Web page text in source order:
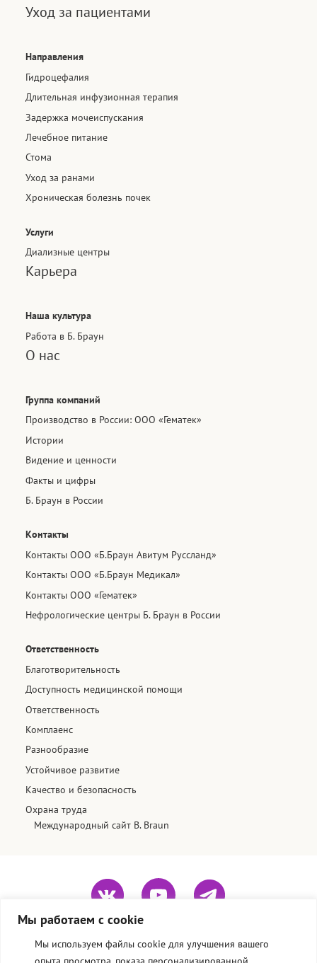
Мы работаем с cookie
Мы используем файлы cookie для улучшения вашего
Уход за пациентами
Направления
Гидроцефалия
Длительная инфузионная терапия
Задержка мочеиспускания
Лечебное питание
Стома
Уход за ранами
Хроническая болезнь почек
Услуги
Диализные центры
Карьера
Наша культура
Работа в Б. Браун
О нас
Группа компаний
Производство в России: ООО «Гематек»
Истории
Видение и ценности
Факты и цифры
Б. Браун в России
Контакты
Контакты ООО «Б.Браун Авитум Руссланд»
Контакты ООО «Б.Браун Медикал»
Контакты ООО «Гематек»
Нефрологические центры Б. Браун в России
Ответственность
Благотворительность
Доступность медицинской помощи​
Ответственность
Комплаенс
Разнообразие​
Устойчивое развитие
Качество и безопасность
Охрана труда
Международный сайт B. Braun
Политика конфиденциальности сайта